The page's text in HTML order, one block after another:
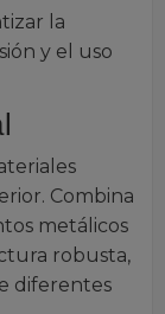
la
y el uso
Combina
metálicos
robusta,
diferentes